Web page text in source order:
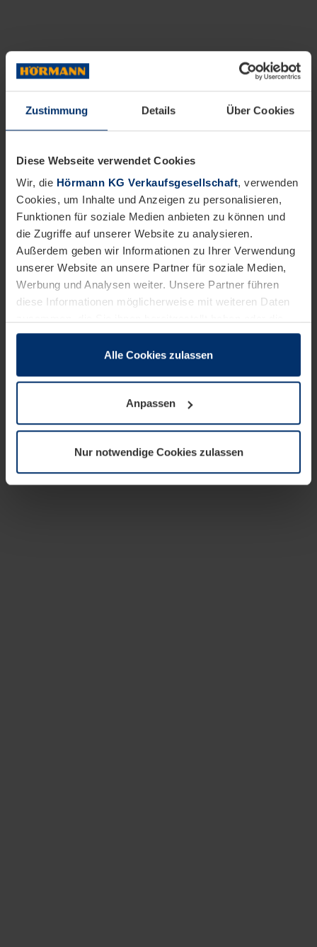
Zustimmung Details Über Cookies
Diese Webseite verwendet Cookies
Wir, die Hörmann KG Verkaufsgesellschaft, verwenden
Cookies, um Inhalte und Anzeigen zu personalisieren,
Funktionen für soziale Medien anbieten zu können und
die Zugriffe auf unserer Website zu analysieren.
Außerdem geben wir Informationen zu Ihrer Verwendung
unserer Website an unsere Partner für soziale Medien,
Werbung und Analysen weiter. Unsere Partner führen
diese Informationen möglicherweise mit weiteren Daten
sie im Rahmen Ihrer Nutzung der Dienste gesammelt
wenn diese für den Betrieb dieser Seite unbedingt
notwendig sind. Für alle anderen Cookie-Typen benötigen
wir Ihre Erlaubnis. Ihre Einwilligung können Sie jederzeit
Datenschutzerklärungunserer Website ändern oder
widerrufen.
Alle Cookies zulassen
Anpassen
Nur notwendige Cookies zulassen